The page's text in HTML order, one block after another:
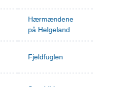
Hærmændene
på Helgeland
Fjeldfuglen